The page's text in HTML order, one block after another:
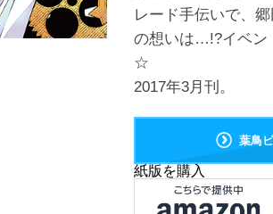
レード手伝いで、
の想いは…!?イベン
☆
2017年3月刊。
葉鳥
紙版を購入